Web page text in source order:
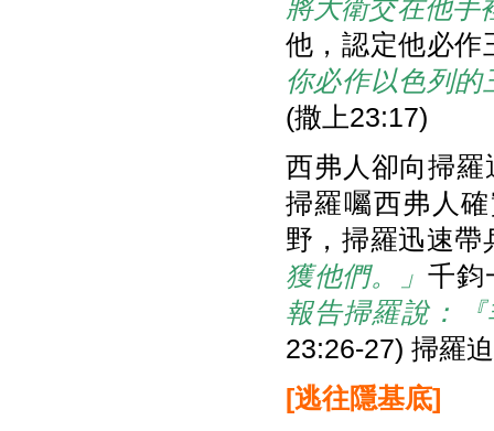
將大衛交在他手
他，認定他必作
你必作以色列
(撒上23:17)
西弗人卻向掃
掃羅囑西弗人
野，掃羅迅速帶
獲他們。」千鈞
報告掃羅說：
23:26-27) 掃羅
[逃往隱基底]